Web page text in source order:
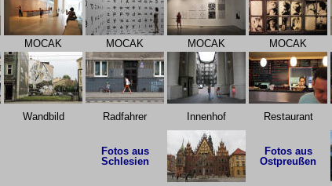
MOCAK MOCAK MOCAK MOCAK
Wandbild Radfahrer Innenhof Restaurant
Fotos aus
Schlesien
Fotos aus
Ostpreußen